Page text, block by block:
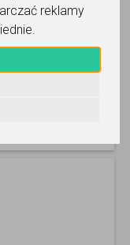
reklamy
.
2opinie